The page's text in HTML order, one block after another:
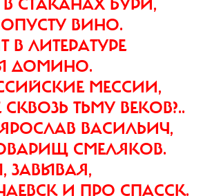
СТАКАНАХ БУРИ,
ВИНО.
В ЛИТЕРАТУРЕ
ДОМИНО.
МЕССИИ,
ТЬМУ ВЕКОВ?..
ВАСИЛЬИЧ,
СМЕЛЯКОВ.
ЗАВЫВАЯ,
И ПРО СПАССК.